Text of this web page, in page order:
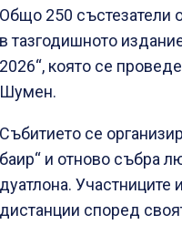
Общо 250 състезатели
в тазгодишното
2026“, която се
Шумен.
Събитието се
баир“ и отново събра
дуатлона.
дистанции според